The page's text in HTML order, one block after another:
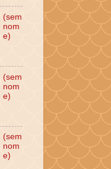
(sem
nom
e)
(sem
nom
e)
(sem
nom
e)